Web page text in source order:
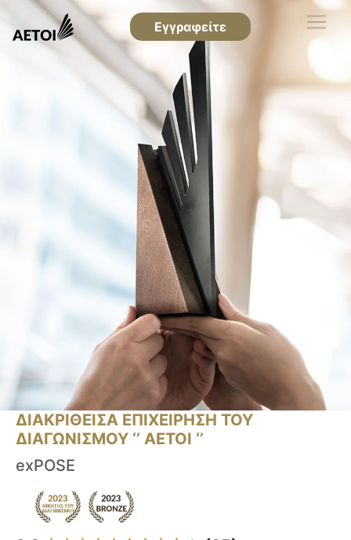
Εγγραφείτε
ΔΙΑΚΡΙΘΕΙΣΑ ΕΠΙΧΕΙΡΗΣΗ ΤΟΥ
ΔΙΑΓΩΝΙΣΜΟΥ ‘’ ΑΕΤΟΙ ‘’
exPOSE